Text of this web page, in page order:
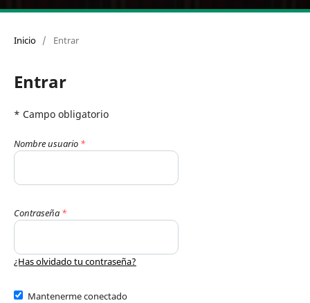
Inicio / Entrar
Entrar
* Campo obligatorio
Nombre usuario *
Contraseña *
¿Has olvidado tu contraseña?
Mantenerme conectado